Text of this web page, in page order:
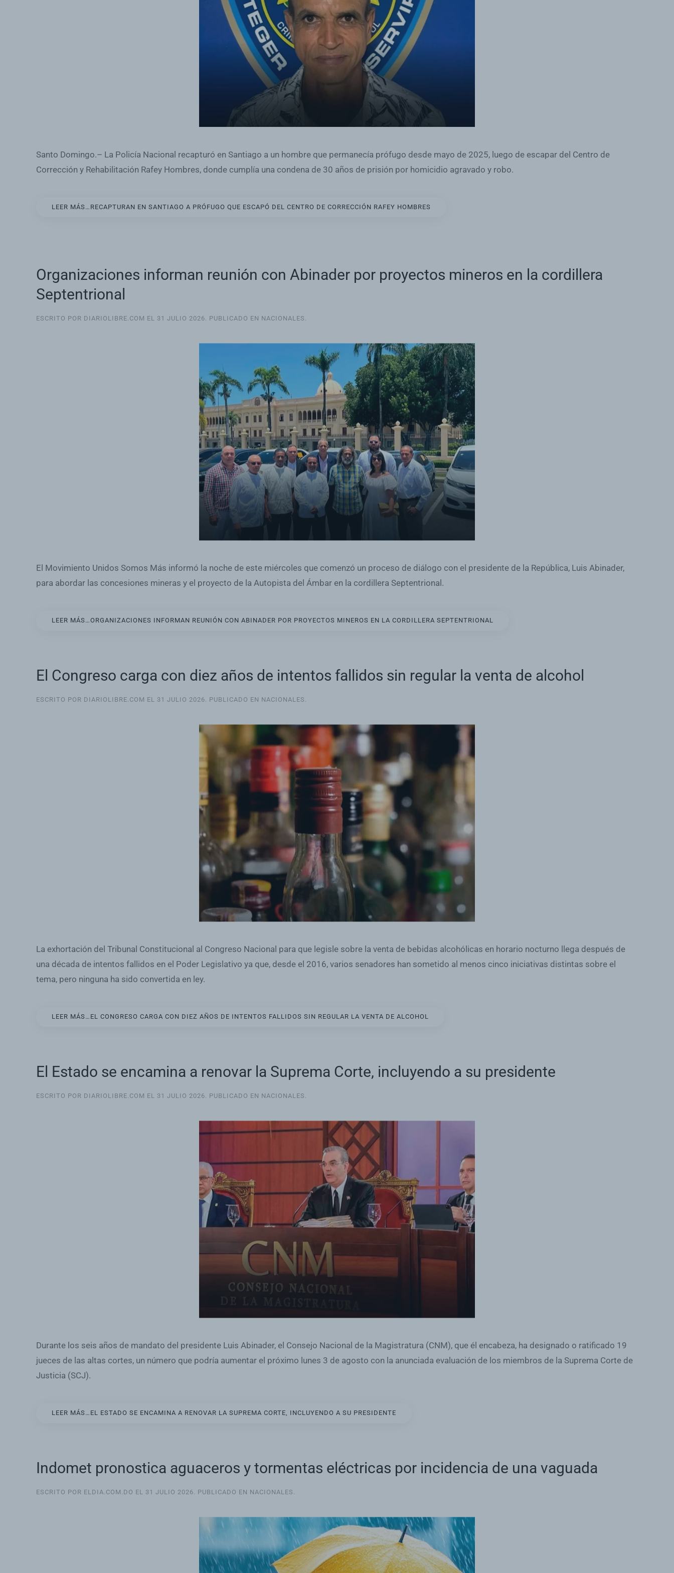
Santo Domingo.– La Policía Nacional recapturó en Santiago a un hombre que permanecía prófugo desde mayo de 2025, luego de escapar del Centro de
Corrección y Rehabilitación Rafey Hombres, donde cumplía una condena de 30 años de prisión por homicidio agravado y robo.
LEER MÁS…RECAPTURAN EN SANTIAGO A PRÓFUGO QUE ESCAPÓ DEL CENTRO DE CORRECCIÓN RAFEY HOMBRES
Organizaciones informan reunión con Abinader por proyectos mineros en la cordillera
Septentrional
ESCRITO POR DIARIOLIBRE.COM EL 31 JULIO 2026. PUBLICADO EN NACIONALES .
El Movimiento Unidos Somos Más informó la noche de este miércoles que comenzó un proceso de diálogo con el presidente de la República, Luis Abinader,
para abordar las concesiones mineras y el proyecto de la Autopista del Ámbar en la cordillera Septentrional.
LEER MÁS…ORGANIZACIONES INFORMAN REUNIÓN CON ABINADER POR PROYECTOS MINEROS EN LA CORDILLERA SEPTENTRIONAL
El Congreso carga con diez años de intentos fallidos sin regular la venta de alcohol
ESCRITO POR DIARIOLIBRE.COM EL 31 JULIO 2026. PUBLICADO EN NACIONALES .
La exhortación del Tribunal Constitucional al Congreso Nacional para que legisle sobre la venta de bebidas alcohólicas en horario nocturno llega después de
una década de intentos fallidos en el Poder Legislativo ya que, desde el 2016, varios senadores han sometido al menos cinco iniciativas distintas sobre el
tema, pero ninguna ha sido convertida en ley.
LEER MÁS…EL CONGRESO CARGA CON DIEZ AÑOS DE INTENTOS FALLIDOS SIN REGULAR LA VENTA DE ALCOHOL
El Estado se encamina a renovar la Suprema Corte, incluyendo a su presidente
ESCRITO POR DIARIOLIBRE.COM EL 31 JULIO 2026. PUBLICADO EN NACIONALES .
Durante los seis años de mandato del presidente Luis Abinader, el Consejo Nacional de la Magistratura (CNM), que él encabeza, ha designado o ratificado 19
jueces de las altas cortes, un número que podría aumentar el próximo lunes 3 de agosto con la anunciada evaluación de los miembros de la Suprema Corte de
Justicia (SCJ).
LEER MÁS…EL ESTADO SE ENCAMINA A RENOVAR LA SUPREMA CORTE, INCLUYENDO A SU PRESIDENTE
Indomet pronostica aguaceros y tormentas eléctricas por incidencia de una vaguada
ESCRITO POR ELDIA.COM.DO EL 31 JULIO 2026. PUBLICADO EN NACIONALES .